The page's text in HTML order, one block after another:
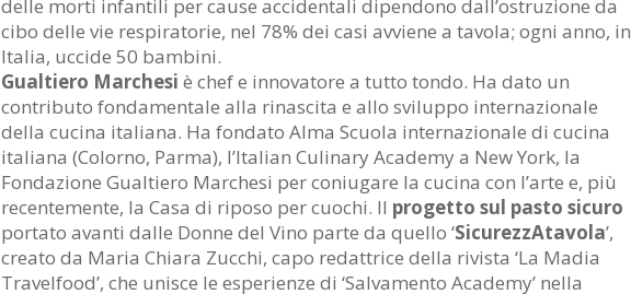
delle morti infantili per cause accidentali dipendono dall’ostruzione da
cibo delle vie respiratorie, nel 78% dei casi avviene a tavola; ogni anno, in
Italia, uccide 50 bambini.
Gualtiero Marchesi è chef e innovatore a tutto tondo. Ha dato un
contributo fondamentale alla rinascita e allo sviluppo internazionale
della cucina italiana. Ha fondato Alma Scuola internazionale di cucina
italiana (Colorno, Parma), l’Italian Culinary Academy a New York, la
Fondazione Gualtiero Marchesi per coniugare la cucina con l’arte e, più
recentemente, la Casa di riposo per cuochi. Il progetto sul pasto sicuro
portato avanti dalle Donne del Vino parte da quello ‘SicurezzAtavola’,
creato da Maria Chiara Zucchi, capo redattrice della rivista ‘La Madia
Travelfood’, che unisce le esperienze di ‘Salvamento Academy’ nella